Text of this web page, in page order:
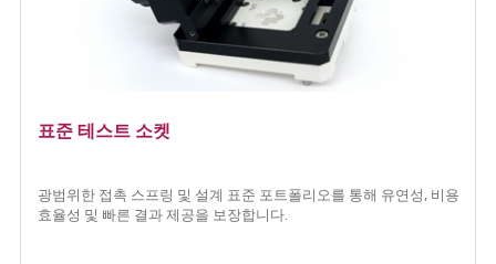
표준 테스트 소켓
광범위한 접촉 스프링 및 설계 표준 포트폴리오를 통해 유연성, 비용
효율성 및 빠른 결과 제공을 보장합니다.